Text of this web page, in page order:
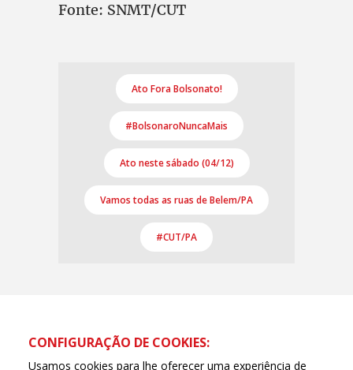
Fonte: SNMT/CUT
Ato Fora Bolsonato!
#BolsonaroNuncaMais
Ato neste sábado (04/12)
Vamos todas as ruas de Belem/PA
#CUT/PA
CONFIGURAÇÃO DE COOKIES:
Usamos cookies para lhe oferecer uma experiência de